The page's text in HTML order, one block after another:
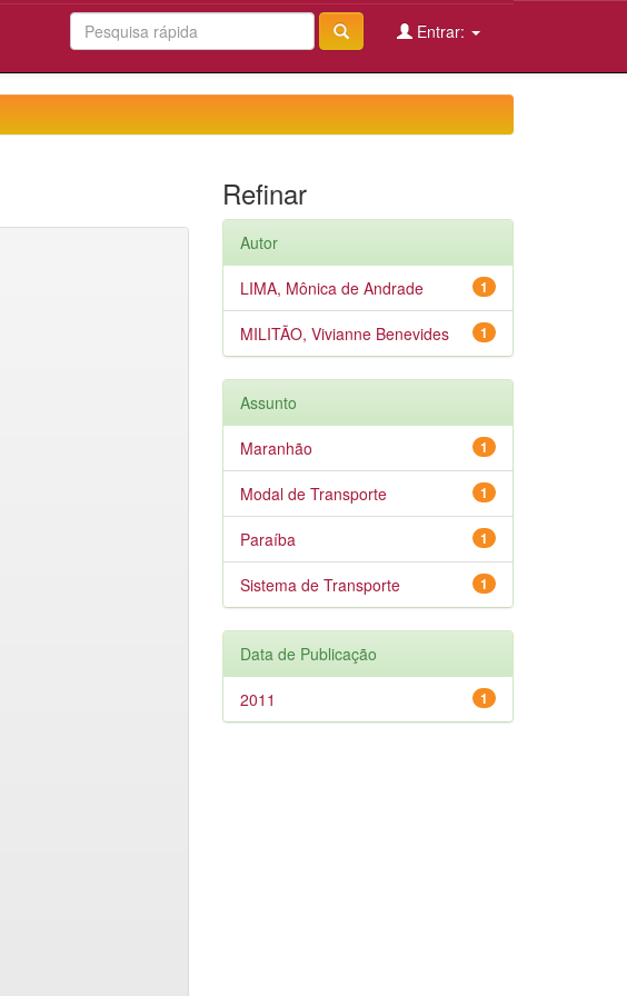
Entrar:
Refinar
Autor
1
LIMA, Mônica de Andrade
1
MILITÃO, Vivianne Benevides
Assunto
1
Maranhão
1
Modal de Transporte
1
Paraíba
1
Sistema de Transporte
Data de Publicação
1
2011